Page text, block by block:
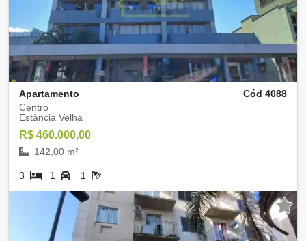
Apartamento
Cód 4088
Centro
Estância Velha
R$ 460.000,00
142,00 m²
3 1 1